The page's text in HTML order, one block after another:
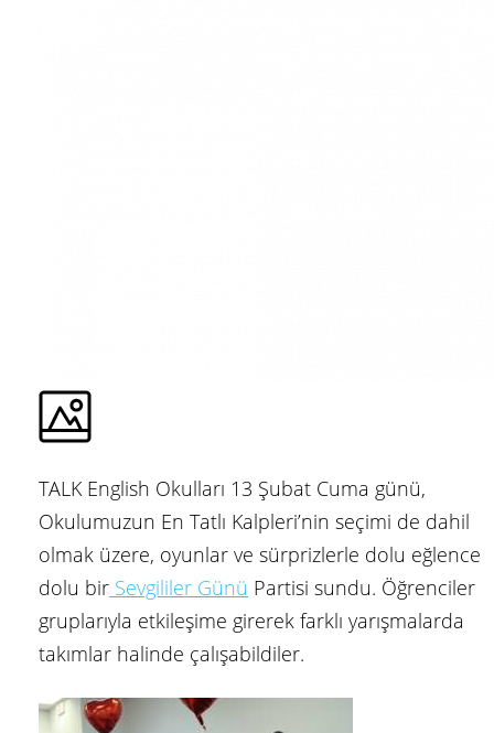
TALK English Okulları 13 Şubat Cuma günü,
Okulumuzun En Tatlı Kalpleri’nin seçimi de dahil
olmak üzere, oyunlar ve sürprizlerle dolu eğlence
dolu bir Sevgililer Günü Partisi sundu. Öğrenciler
gruplarıyla etkileşime girerek farklı yarışmalarda
takımlar halinde çalışabildiler.